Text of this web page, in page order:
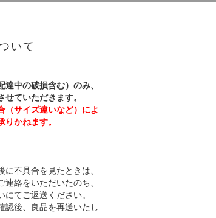
いて
達中の破損含む）のみ、
せていただきます。
（サイズ違いなど）によ
りかねます。
に不具合を見たときは、
連絡をいただいたのち、
にてご返送ください。
認後、良品を再送いたし